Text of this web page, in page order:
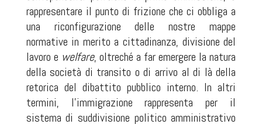
rappresentare il punto di frizione che ci obbliga a
una riconfigurazione delle nostre mappe
normative in merito a cittadinanza, divisione del
lavoro e welfare, oltreché a far emergere la natura
della società di transito o di arrivo al di là della
retorica del dibattito pubblico interno. In altri
termini, l’immigrazione rappresenta per il
sistema di suddivisione politico amministrativo